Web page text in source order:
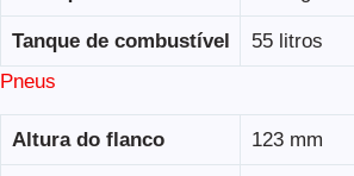
Tanque de combustível
55 litros
Pneus
Altura do flanco 123 mm